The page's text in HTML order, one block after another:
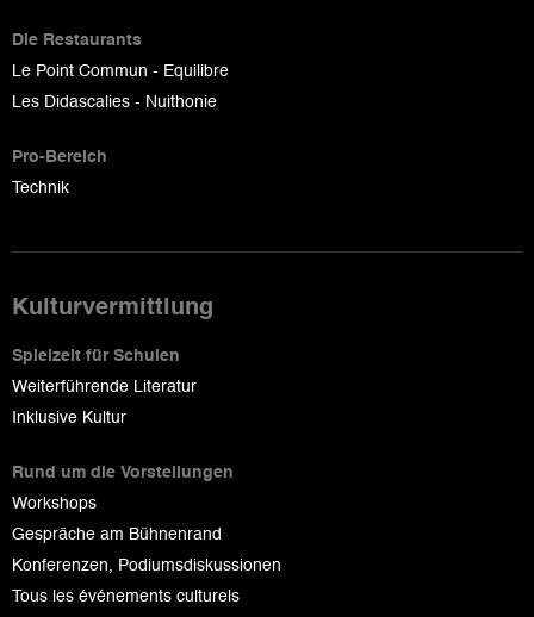
Die Restaurants
Le Point Commun - Equilibre
Les Didascalies - Nuithonie
Pro-Bereich
Technik
Kulturvermittlung
Spielzeit für Schulen
Weiterführende Literatur
Inklusive Kultur
Rund um die Vorstellungen
Workshops
Gespräche am Bühnenrand
Konferenzen, Podiumsdiskussionen
Tous les événements culturels